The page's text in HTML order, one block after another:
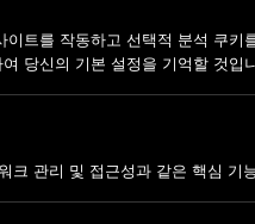
이트를 작동하고 선택적 분석 쿠
당신의 기본 설정을 기억할 것입
크 관리 및 접근성과 같은 핵심